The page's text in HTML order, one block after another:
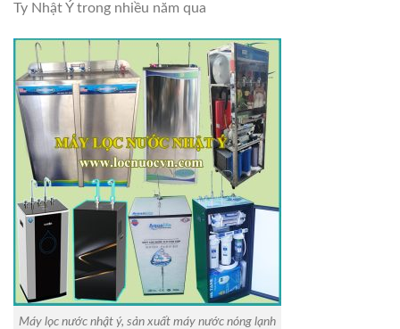
Ty Nhật Ý trong nhiều năm qua
Máy lọc nước nhật ý, sản xuất máy nước nóng lạnh